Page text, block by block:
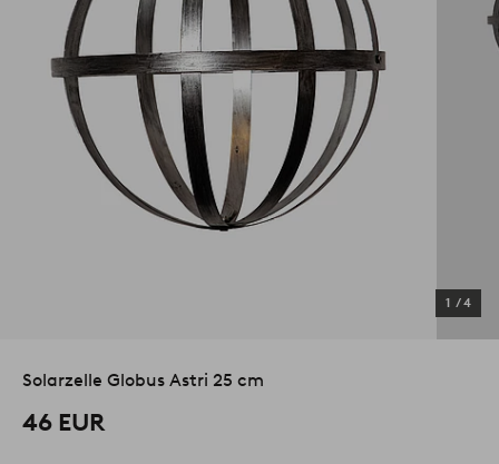
1 /4
Solarzelle Globus Astri 25 cm
46 EUR